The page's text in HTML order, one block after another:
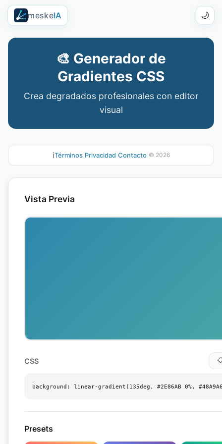
meskeIA 🌙
🎨 Generador de
Gradientes CSS
Crea degradados profesionales con editor
visual
ℹ️Términos| Privacidad Contacto| © 2026
Vista Previa
CSS
background: linear-gradient(135deg, #2E86AB 0%,
Presets